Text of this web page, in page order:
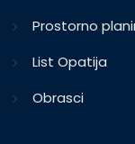
Prostorno
List Opatija
Obrasci